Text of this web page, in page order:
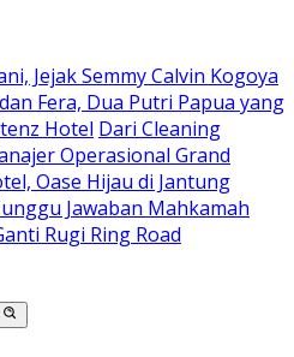
Jejak Semmy Calvin Kogoya
Fera, Dua Putri Papua yang
Hotel Dari Cleaning
Operasional Grand
Oase Hijau di Jantung
Jawaban Mahkamah
Rugi Ring Road